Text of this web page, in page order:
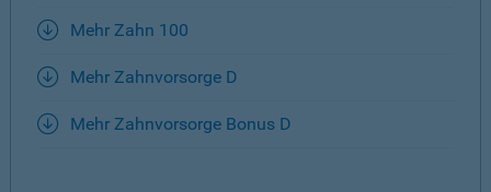
Mehr Zahn 100
Mehr Zahnvorsorge D
Mehr Zahnvorsorge Bonus D